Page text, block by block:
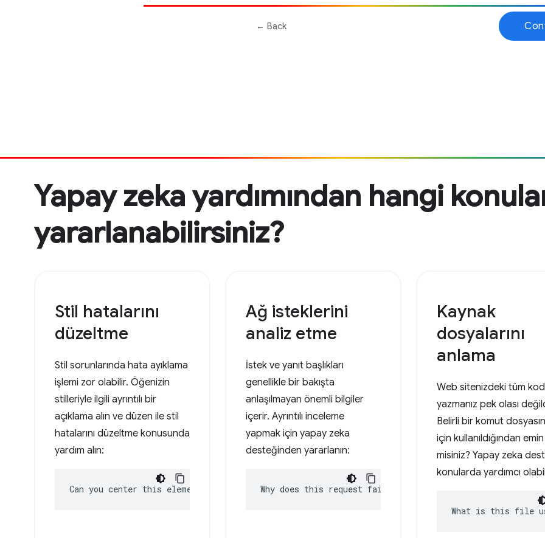
Yapay zeka yardımından hangi
yararlanabilirsiniz?
Stil hatalarını
düzeltme
Stil sorunlarında hata ayıklama
işlemi zor olabilir. Öğenizin
stilleriyle ilgili ayrıntılı bir
açıklama alın ve düzen ile stil
hatalarını düzeltme konusunda
yardım alın:
Can you center this element?
Ağ isteklerini
analiz etme
İstek ve yanıt başlıkları
genellikle bir bakışta
anlaşılmayan önemli bilgiler
içerir. Ayrıntılı inceleme
yapmak için yapay zeka
desteğinden yararlanın:
Why does this request fail?
Kaynak
dosyalarını
anlama
Web sitenizdeki tüm
yazmanız pek olası
Belirli bir komut
için kullanıldığından
misiniz? Yapay zeka
konularda yardımcı
What is this file